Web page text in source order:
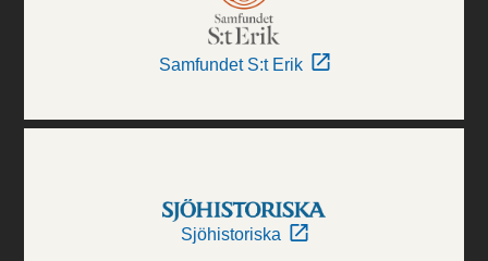
Samfundet S:t Erik
Sjöhistoriska